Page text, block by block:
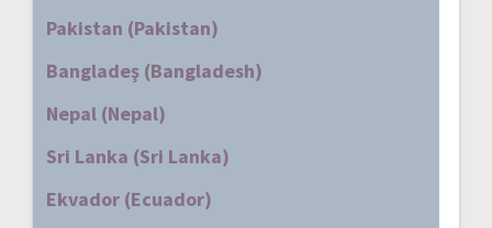
Pakistan (Pakistan)
Bangladeş (Bangladesh)
Nepal (Nepal)
Sri Lanka (Sri Lanka)
Ekvador (Ecuador)